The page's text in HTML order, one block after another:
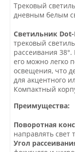
Трековый
дневным белым
Светильник
трековый
рассеивания
его можно легко
освещения, что
для акцентного
Компактный
техно, лофт. Dot-
предметов
направление
Преимущества:
Поворотная
направлять свет
Угол